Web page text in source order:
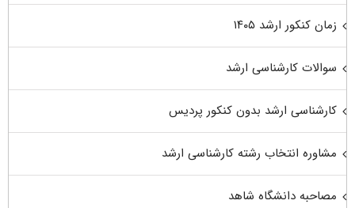
زمان کنکور ارشد ۱۴۰۵
سوالات کارشناسی ارشد
کارشناسی ارشد بدون کنکور پردیس
مشاوره انتخاب رشته کارشناسی ارشد
مصاحبه دانشگاه شاهد